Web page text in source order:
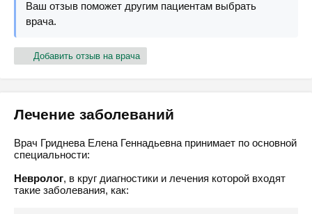
Ваш отзыв поможет другим пациентам выбрать
врача.
Добавить отзыв на врача
Лечение заболеваний
Врач Гриднева Елена Геннадьевна принимает по основной
специальности:
Невролог, в круг диагностики и лечения которой входят
такие заболевания, как: